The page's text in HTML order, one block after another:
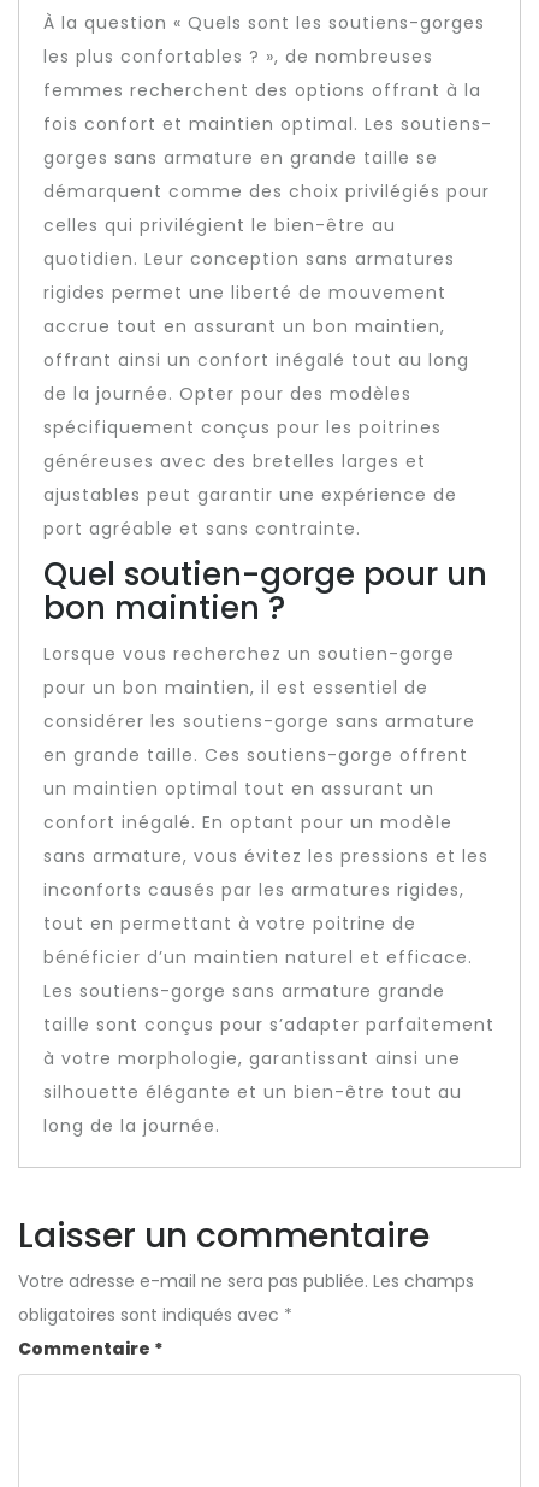
À la question « Quels sont les soutiens-gorges
les plus confortables ? », de nombreuses
femmes recherchent des options offrant à la
fois confort et maintien optimal. Les soutiens-
gorges sans armature en grande taille se
démarquent comme des choix privilégiés pour
celles qui privilégient le bien-être au
quotidien. Leur conception sans armatures
rigides permet une liberté de mouvement
accrue tout en assurant un bon maintien,
offrant ainsi un confort inégalé tout au long
de la journée. Opter pour des modèles
spécifiquement conçus pour les poitrines
généreuses avec des bretelles larges et
ajustables peut garantir une expérience de
port agréable et sans contrainte.
Quel soutien-gorge pour un
bon maintien ?
Lorsque vous recherchez un soutien-gorge
pour un bon maintien, il est essentiel de
considérer les soutiens-gorge sans armature
en grande taille. Ces soutiens-gorge offrent
un maintien optimal tout en assurant un
confort inégalé. En optant pour un modèle
sans armature, vous évitez les pressions et les
inconforts causés par les armatures rigides,
tout en permettant à votre poitrine de
bénéficier d’un maintien naturel et efficace.
Les soutiens-gorge sans armature grande
taille sont conçus pour s’adapter parfaitement
à votre morphologie, garantissant ainsi une
silhouette élégante et un bien-être tout au
long de la journée.
Laisser un commentaire
Votre adresse e-mail ne sera pas publiée. Les champs
obligatoires sont indiqués avec *
Commentaire *